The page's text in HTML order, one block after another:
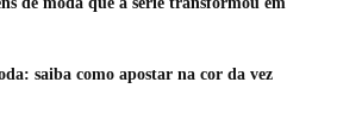
saiba como apostar na cor da vez